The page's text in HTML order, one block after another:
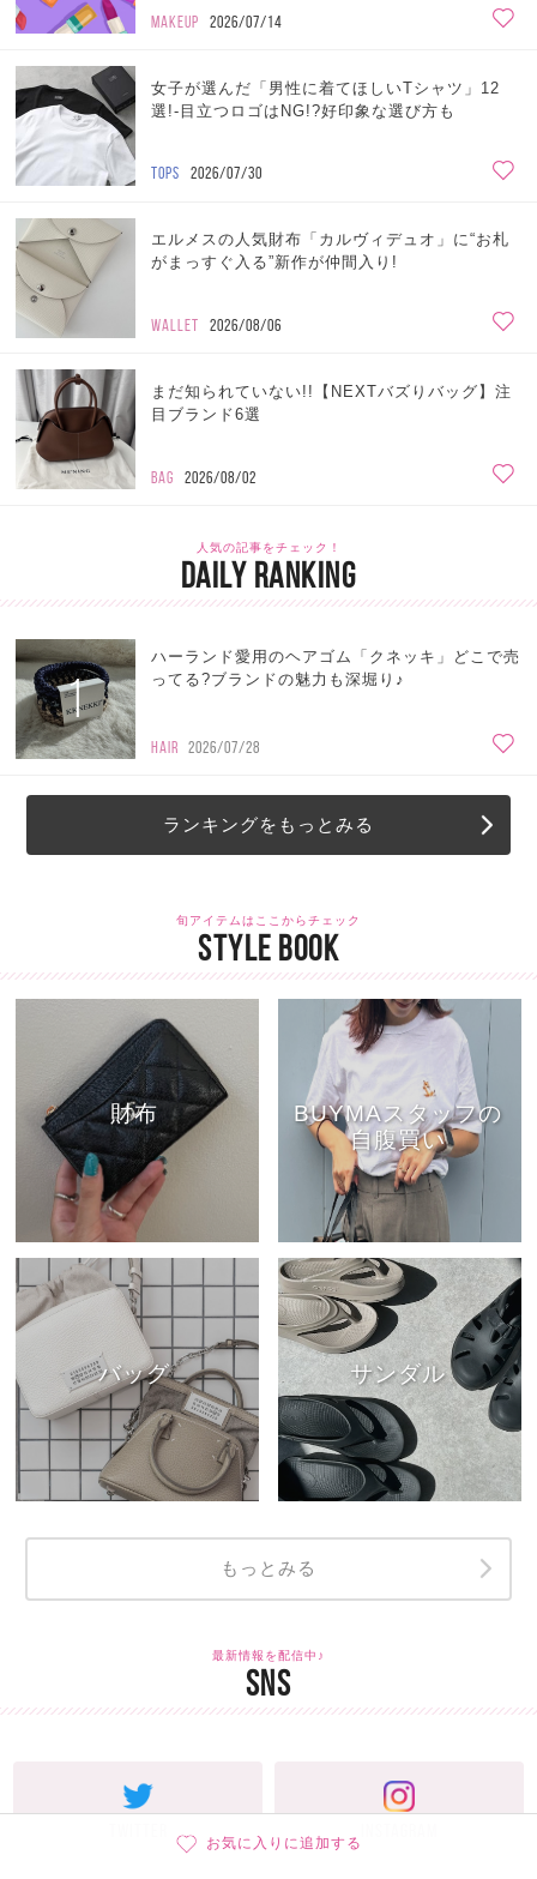
お気に入りに追加する
MAKEUP 2026/07/14
女子が選んだ「男性に着てほしいTシャツ」12
選!-目立つロゴはNG!?好印象な選び方も
TOPS 2026/07/30
エルメスの人気財布「カルヴィデュオ」に“お札
がまっすぐ入る”新作が仲間入り!
WALLET 2026/08/06
まだ知られていない!!【NEXTバズりバッグ】注
目ブランド6選
BAG 2026/08/02
人気の記事をチェック！
DAILY RANKING
1
ハーランド愛用のヘアゴム「クネッキ」どこで売
ってる?ブランドの魅力も深堀り♪
HAIR 2026/07/28
ランキングをもっとみる
旬アイテムはここからチェック
STYLE BOOK
財布
BUYMAスタッフの
自腹買い
バッグ サンダル
もっとみる
最新情報を配信中♪
SNS